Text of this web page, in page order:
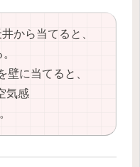
から当てると、
壁に当てると、
気感